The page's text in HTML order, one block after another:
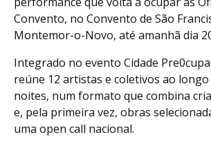
Convento, no Convento de São
Montemor-o-Novo, até amanhã dia
Integrado no evento Cidade
reúne 12 artistas e coletivos ao
noites, num formato que combina
e, pela primeira vez, obras
uma open call nacional.